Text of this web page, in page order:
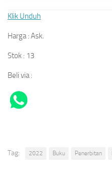
Klik Unduh
Harga : Ask.
Stok : 13
Beli via :
Tag: 2022 Buku Penerbitan